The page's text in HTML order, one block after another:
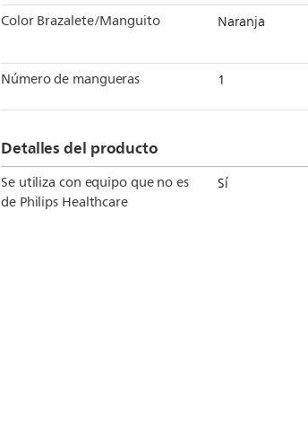
Color Brazalete/Manguito Naranja
Número de mangueras 1
Detalles del producto
Se utiliza con equipo que no es
de Philips Healthcare
Sí